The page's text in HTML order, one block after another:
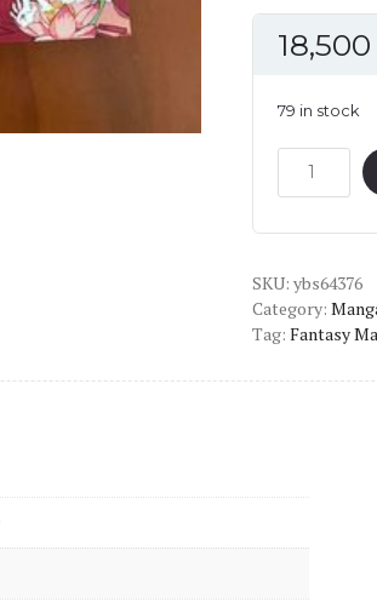
18,500
79 in stock
Toilet-
Bound
Vol.13
English
Version
SKU: ybs64376
Category:
Tag: Fantasy